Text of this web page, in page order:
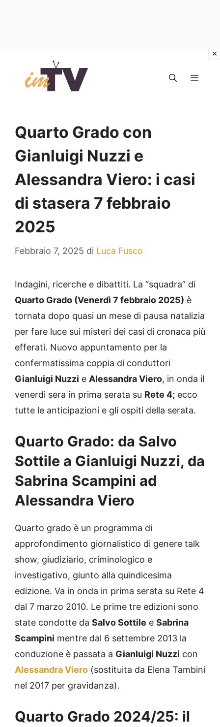
contenuto
Quarto Grado con
Gianluigi Nuzzi e
Alessandra Viero: i casi
di stasera 7 febbraio
2025
Febbraio 7, 2025 di Luca Fusco
Indagini, ricerche e dibattiti. La “squadra” di
Quarto Grado (Venerdì 7 febbraio 2025) è
tornata dopo quasi un mese di pausa natalizia
per fare luce sui misteri dei casi di cronaca più
efferati. Nuovo appuntamento per la
confermatissima coppia di conduttori
Gianluigi Nuzzi e Alessandra Viero, in onda il
venerdì sera in prima serata su Rete 4; ecco
tutte le anticipazioni e gli ospiti della serata.
Quarto Grado: da Salvo
Sottile a Gianluigi Nuzzi, da
Sabrina Scampini ad
Alessandra Viero
Quarto grado è un programma di
approfondimento giornalistico di genere talk
show, giudiziario, criminologico e
investigativo, giunto alla quindicesima
edizione. Va in onda in prima serata su Rete 4
dal 7 marzo 2010. Le prime tre edizioni sono
state condotte da Salvo Sottile e Sabrina
Scampini mentre dal 6 settembre 2013 la
conduzione è passata a Gianluigi Nuzzi con
Alessandra Viero (sostituita da Elena Tambini
nel 2017 per gravidanza).
Quarto Grado 2024/25: il